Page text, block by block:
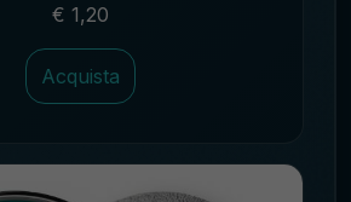
€ 1,20
Acquista